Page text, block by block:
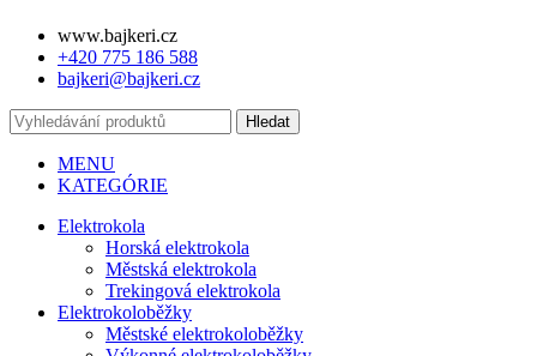
www.bajkeri.cz
+420 775 186 588
bajkeri@bajkeri.cz
Hledat
MENU
KATEGÓRIE
Elektrokola
Horská elektrokola
Městská elektrokola
Trekingová elektrokola
Elektrokoloběžky
Městské elektrokoloběžky